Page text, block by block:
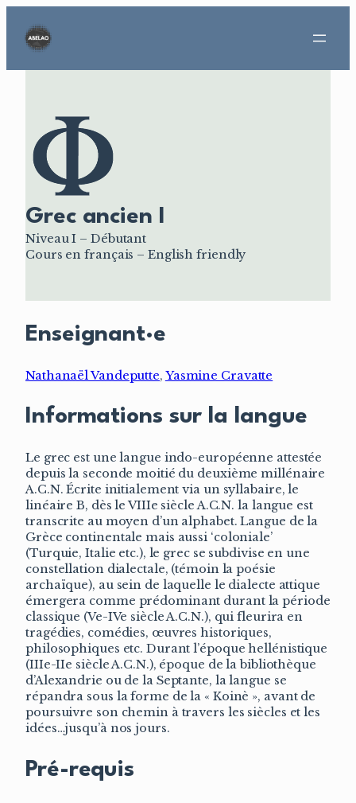
contenu
Grec ancien I
Niveau I – Débutant
Cours en français – English friendly
Enseignant·e
Nathanaël Vandeputte, Yasmine Cravatte
Informations sur la langue
Le grec est une langue indo-européenne attestée
depuis la seconde moitié du deuxième millénaire
A.C.N. Écrite initialement via un syllabaire, le
linéaire B, dès le VIIIe siècle A.C.N. la langue est
transcrite au moyen d’un alphabet. Langue de la
Grèce continentale mais aussi ‘coloniale’
(Turquie, Italie etc.), le grec se subdivise en une
constellation dialectale, (témoin la poésie
archaïque), au sein de laquelle le dialecte attique
émergera comme prédominant durant la période
classique (Ve-IVe siècle A.C.N.), qui fleurira en
tragédies, comédies, œuvres historiques,
philosophiques etc. Durant l’époque hellénistique
(IIIe-IIe siècle A.C.N.), époque de la bibliothèque
d’Alexandrie ou de la Septante, la langue se
répandra sous la forme de la « Koinè », avant de
poursuivre son chemin à travers les siècles et les
idées…jusqu’à nos jours.
Pré-requis